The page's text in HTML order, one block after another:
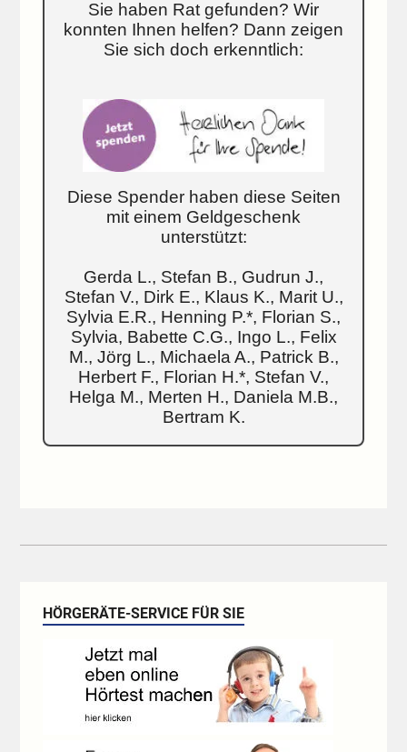
Sie haben Rat gefunden? Wir
konnten Ihnen helfen? Dann zeigen
Sie sich doch erkenntlich:
Diese Spender haben diese Seiten
mit einem Geldgeschenk
unterstützt:
Gerda L., Stefan B., Gudrun J.,
Stefan V., Dirk E., Klaus K., Marit U.,
Sylvia E.R., Henning P.*, Florian S.,
Sylvia, Babette C.G., Ingo L., Felix
M., Jörg L., Michaela A., Patrick B.,
Herbert F., Florian H.*, Stefan V.,
Helga M., Merten H., Daniela M.B.,
Bertram K.
HÖRGERÄTE-SERVICE FÜR SIE